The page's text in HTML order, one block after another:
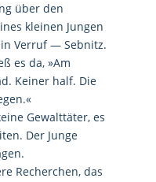
über den
kleinen Jungen
Verruf — Sebnitz.
es da, »Am
Keiner half. Die
Gewalttäter, es
Der Junge
Recherchen, das